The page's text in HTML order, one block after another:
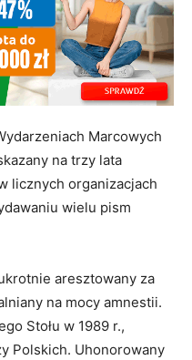
Marcowych
na trzy lata
licznych organizacjach
wielu pism
aresztowany za
na mocy amnestii.
Stołu w 1989 r.,
Polskich. Uhonorowany